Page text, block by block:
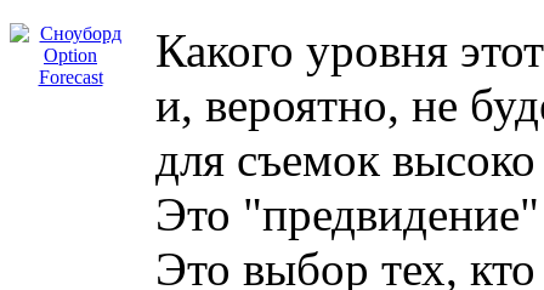
Какого уровня
и, вероятно, не
для съемок
Это
Это выбор тех, кто